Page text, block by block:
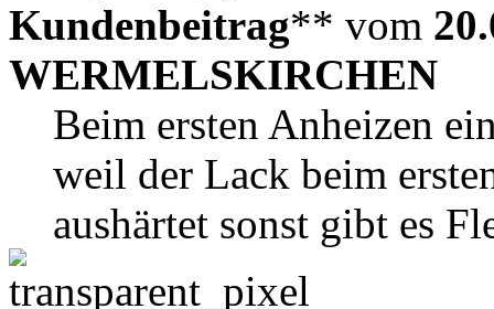
Kundenbeitrag** vom
WERMELSKIRCHEN
Beim ersten Anheizen
weil der Lack beim
aushärtet sonst gibt es